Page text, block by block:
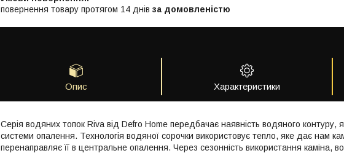
повернення товару протягом 14 днів за домовленістю
Опис Характеристики
Серія водяних топок Riva від Defro Home передбачає наявність водяного контуру,
системи опалення. Технологія водяної сорочки використовує тепло, яке дає нам
перенаправляє її в центральне опалення. Через сезонність використання каміна,